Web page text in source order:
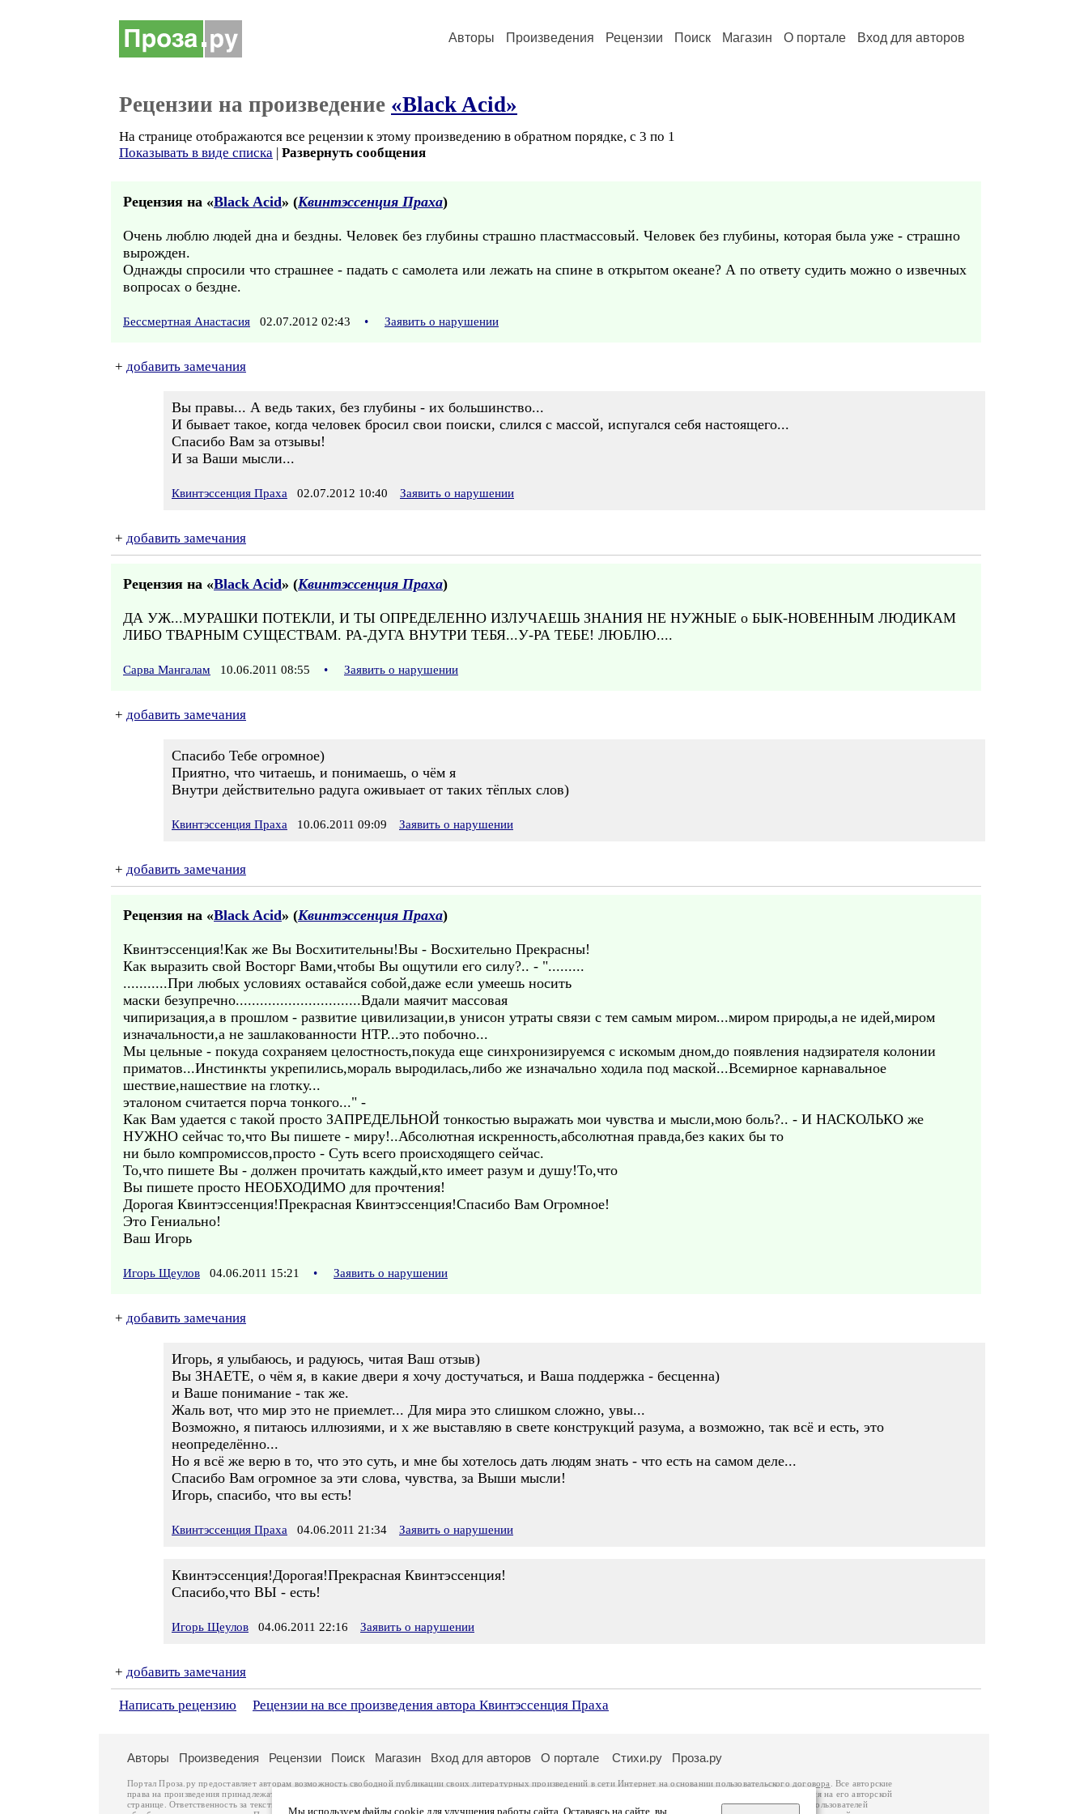
Авторы Произведения Рецензии Поиск Магазин О портале Вход для авторов
Рецензии на произведение «Black Acid»
На странице отображаются все рецензии к этому произведению в обратном порядке, с 3 по 1
Показывать в виде списка | Развернуть сообщения
Рецензия на «Black Acid» (Квинтэссенция Праха)
Очень люблю людей дна и бездны. Человек без глубины страшно пластмассовый. Человек без глубины, которая была уже - страшно
вырожден.
Однажды спросили что страшнее - падать с самолета или лежать на спине в открытом океане? А по ответу судить можно о извечных
вопросах о бездне.
Бессмертная Анастасия 02.07.2012 02:43 • Заявить о нарушении
+ добавить замечания
Вы правы... А ведь таких, без глубины - их большинство...
И бывает такое, когда человек бросил свои поиски, слился с массой, испугался себя настоящего...
Спасибо Вам за отзывы!
И за Ваши мысли...
Квинтэссенция Праха 02.07.2012 10:40 Заявить о нарушении
+ добавить замечания
Рецензия на «Black Acid» (Квинтэссенция Праха)
ДА УЖ...МУРАШКИ ПОТЕКЛИ, И ТЫ ОПРЕДЕЛЕННО ИЗЛУЧАЕШЬ ЗНАНИЯ НЕ НУЖНЫЕ о БЫК-НОВЕННЫМ ЛЮДИКАМ
ЛИБО ТВАРНЫМ СУЩЕСТВАМ. РА-ДУГА ВНУТРИ ТЕБЯ...У-РА ТЕБЕ! ЛЮБЛЮ....
Сарва Мангалам 10.06.2011 08:55 • Заявить о нарушении
+ добавить замечания
Спасибо Тебе огромное)
Приятно, что читаешь, и понимаешь, о чём я
Внутри действительно радуга оживыает от таких тёплых слов)
Квинтэссенция Праха 10.06.2011 09:09 Заявить о нарушении
+ добавить замечания
Рецензия на «Black Acid» (Квинтэссенция Праха)
Квинтэссенция!Как же Вы Восхитительны!Вы - Восхительно Прекрасны!
Как выразить свой Восторг Вами,чтобы Вы ощутили его силу?.. - ".........
...........При любых условиях оставайся собой,даже если умеешь носить
маски безупречно...............................Вдали маячит массовая
чипиризация,а в прошлом - развитие цивилизации,в унисон утраты связи с тем самым миром...миром природы,а не идей,миром
изначальности,а не зашлакованности НТР...это побочно...
Мы цельные - покуда сохраняем целостность,покуда еще синхронизируемся с искомым дном,до появления надзирателя колонии
приматов...Инстинкты укрепились,мораль выродилась,либо же изначально ходила под маской...Всемирное карнавальное
шествие,нашествие на глотку...
эталоном считается порча тонкого..." -
Как Вам удается с такой просто ЗАПРЕДЕЛЬНОЙ тонкостью выражать мои чувства и мысли,мою боль?.. - И НАСКОЛЬКО же
НУЖНО сейчас то,что Вы пишете - миру!..Абсолютная искренность,абсолютная правда,без каких бы то
ни было компромиссов,просто - Суть всего происходящего сейчас.
То,что пишете Вы - должен прочитать каждый,кто имеет разум и душу!То,что
Вы пишете просто НЕОБХОДИМО для прочтения!
Дорогая Квинтэссенция!Прекрасная Квинтэссенция!Спасибо Вам Огромное!
Это Гениально!
Ваш Игорь
Игорь Щеулов 04.06.2011 15:21 • Заявить о нарушении
+ добавить замечания
Игорь, я улыбаюсь, и радуюсь, читая Ваш отзыв)
Вы ЗНАЕТЕ, о чём я, в какие двери я хочу достучаться, и Ваша поддержка - бесценна)
и Ваше понимание - так же.
Жаль вот, что мир это не приемлет... Для мира это слишком сложно, увы...
Возможно, я питаюсь иллюзиями, и х же выставляю в свете конструкций разума, а возможно, так всё и есть, это
неопределённо...
Но я всё же верю в то, что это суть, и мне бы хотелось дать людям знать - что есть на самом деле...
Спасибо Вам огромное за эти слова, чувства, за Выши мысли!
Игорь, спасибо, что вы есть!
Квинтэссенция Праха 04.06.2011 21:34 Заявить о нарушении
Квинтэссенция!Дорогая!Прекрасная Квинтэссенция!
Спасибо,что ВЫ - есть!
Игорь Щеулов 04.06.2011 22:16 Заявить о нарушении
+ добавить замечания
Написать рецензию Рецензии на все произведения автора Квинтэссенция Праха
Мы используем файлы cookie для улучшения работы сайта. Оставаясь на сайте, вы
Авторы Произведения Рецензии Поиск Магазин Вход для авторов О портале Стихи.ру Проза.ру
Портал Проза.ру предоставляет авторам возможность свободной публикации своих литературных произведений в сети Интернет на основаниипользовательского договора
. Все авторские
права на произведения принадлежат авторам и охраняются
. Перепечатка произведений возможна только с согласия его автора, к которому вы можете обратиться на его авторской
странице. Ответственность за тексты произведений авторы несут самостоятельно на основании
законодательства Российской Федерации. Данные пользователей